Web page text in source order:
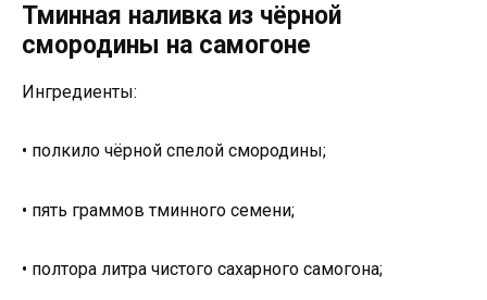
Тминная наливка из чёрной
смородины на самогоне
Ингредиенты:
• полкило чёрной спелой смородины;
• пять граммов тминного семени;
• полтора литра чистого сахарного самогона;